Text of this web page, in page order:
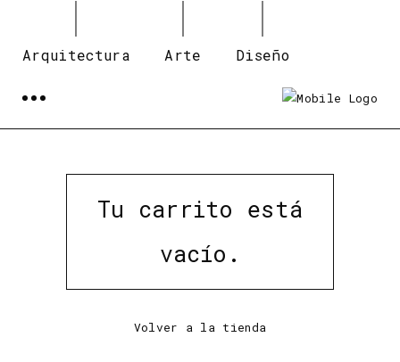
Arquitectura Arte Diseño
Tu carrito está
vacío.
Volver a la tienda